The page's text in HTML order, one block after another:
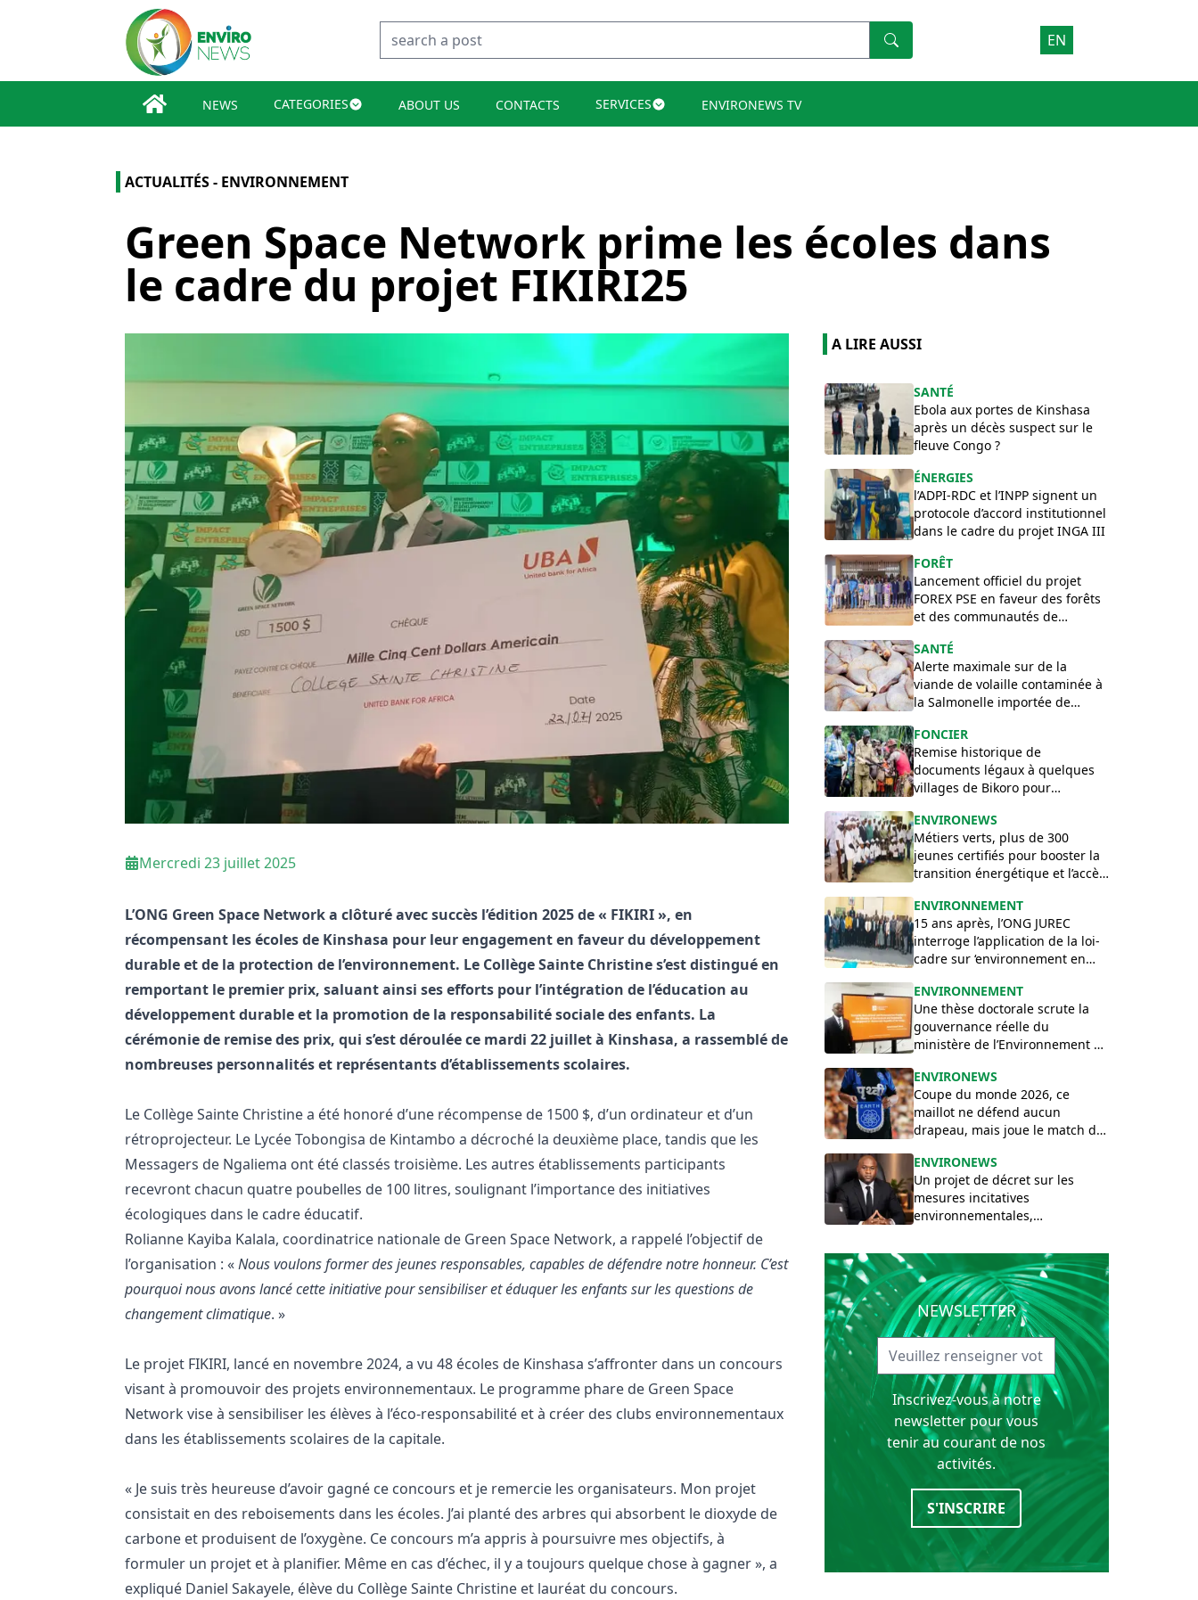
EN
NEWS CATEGORIES ABOUT US CONTACTS SERVICES ENVIRONEWS TV
ACTUALITÉS - ENVIRONNEMENT
Green Space Network prime les écoles dans
le cadre du projet FIKIRI25
Mercredi 23 juillet 2025
L’ONG Green Space Network a clôturé avec succès l’édition 2025 de « FIKIRI », en
récompensant les écoles de Kinshasa pour leur engagement en faveur du développement
durable et de la protection de l’environnement. Le Collège Sainte Christine s’est distingué en
remportant le premier prix, saluant ainsi ses efforts pour l’intégration de l’éducation au
développement durable et la promotion de la responsabilité sociale des enfants. La
cérémonie de remise des prix, qui s’est déroulée ce mardi 22 juillet à Kinshasa, a rassemblé de
nombreuses personnalités et représentants d’établissements scolaires.
Le Collège Sainte Christine a été honoré d’une récompense de 1500 $, d’un ordinateur et d’un
rétroprojecteur. Le Lycée Tobongisa de Kintambo a décroché la deuxième place, tandis que les
Messagers de Ngaliema ont été classés troisième. Les autres établissements participants
recevront chacun quatre poubelles de 100 litres, soulignant l’importance des initiatives
écologiques dans le cadre éducatif.
Rolianne Kayiba Kalala, coordinatrice nationale de Green Space Network, a rappelé l’objectif de
l’organisation : «Nous voulons former des jeunes responsables, capables de défendre notre honneur. C’est
pourquoi nous avons lancé cette initiative pour sensibiliser et éduquer les enfants sur les questions de
changement climatique. »
Le projet FIKIRI, lancé en novembre 2024, a vu 48 écoles de Kinshasa s’affronter dans un concours
visant à promouvoir des projets environnementaux. Le programme phare de Green Space
Network vise à sensibiliser les élèves à l’éco-responsabilité et à créer des clubs environnementaux
dans les établissements scolaires de la capitale.
« Je suis très heureuse d’avoir gagné ce concours et je remercie les organisateurs. Mon projet
consistait en des reboisements dans les écoles. J’ai planté des arbres qui absorbent le dioxyde de
carbone et produisent de l’oxygène. Ce concours m’a appris à poursuivre mes objectifs, à
formuler un projet et à planifier. Même en cas d’échec, il y a toujours quelque chose à gagner », a
expliqué Daniel Sakayele, élève du Collège Sainte Christine et lauréat du concours.
A LIRE AUSSI
SANTÉ
Ebola aux portes de Kinshasa
après un décès suspect sur le
fleuve Congo ?
ÉNERGIES
l’ADPI-RDC et l’INPP signent un
protocole d’accord institutionnel
dans le cadre du projet INGA III
FORÊT
Lancement officiel du projet
FOREX PSE en faveur des forêts
et des communautés de
SANTÉ
Alerte maximale sur de la
viande de volaille contaminée à
la Salmonelle importée de
FONCIER
Remise historique de
documents légaux à quelques
villages de Bikoro pour
ancestrales
ENVIRONEWS
Métiers verts, plus de 300
jeunes certifiés pour booster la
transition énergétique et l’accès
ENVIRONNEMENT
15 ans après, l’ONG JUREC
interroge l’application de la loi-
cadre sur ‘environnement en
ENVIRONNEMENT
Une thèse doctorale scrute la
gouvernance réelle du
ministère de l’Environnement de
ENVIRONEWS
Coupe du monde 2026, ce
maillot ne défend aucun
drapeau, mais joue le match de
ENVIRONEWS
Un projet de décret sur les
mesures incitatives
environnementales,
Engunda Ikala.
NEWSLETTER
Inscrivez-vous à notre
newsletter pour vous
tenir au courant de nos
activités.
S'INSCRIRE